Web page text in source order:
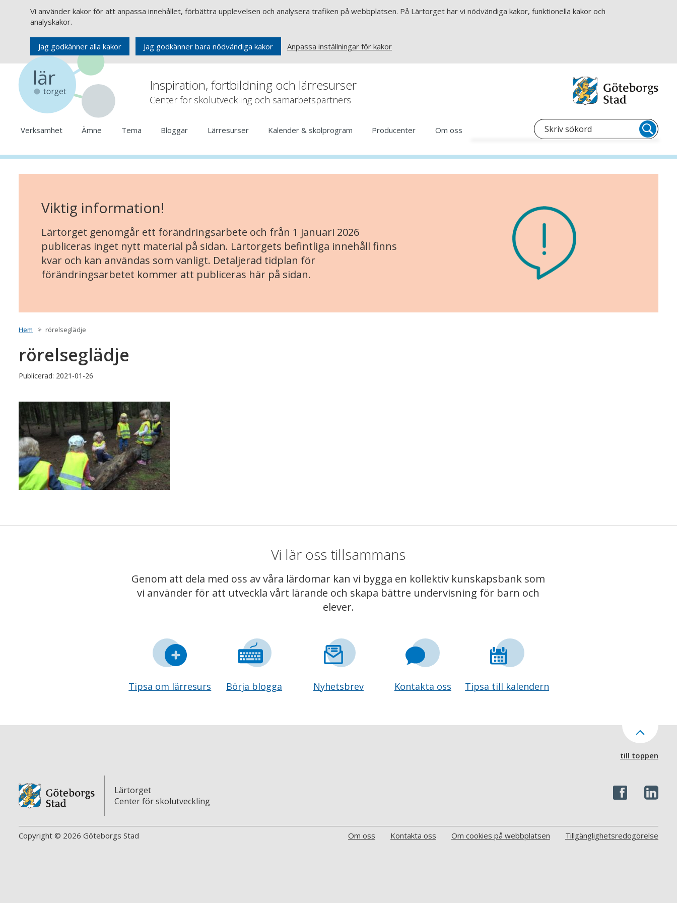
Vi använder kakor för att anpassa innehållet, förbättra upplevelsen och analysera trafiken på webbplatsen. På Lärtorget har vi nödvändiga kakor, funktionella kakor och
analyskakor.
Jag godkänner alla kakor Jag godkänner bara nödvändiga kakor Anpassa inställningar för kakor
Inspiration, fortbildning och lärresurser
Center för skolutveckling och samarbetspartners
Verksamhet Ämne Tema Bloggar Lärresurser Kalender & skolprogram Producenter Om oss
Viktig information!
Lärtorget genomgår ett förändringsarbete och från 1 januari 2026
publiceras inget nytt material på sidan. Lärtorgets befintliga innehåll finns
kvar och kan användas som vanligt. Detaljerad tidplan för
förändringsarbetet kommer att publiceras här på sidan.
Hem rörelseglädje
rörelseglädje
Publicerad: 2021-01-26
Vi lär oss tillsammans
Genom att dela med oss av våra lärdomar kan vi bygga en kollektiv kunskapsbank som
vi använder för att utveckla vårt lärande och skapa bättre undervisning för barn och
elever.
Tipsa om lärresurs Börja blogga Nyhetsbrev Kontakta oss Tipsa till kalendern
till toppen
Lärtorget
Center för skolutveckling
Copyright © 2026 Göteborgs Stad Om oss Kontakta oss Om cookies på webbplatsen Tillgänglighetsredogörelse